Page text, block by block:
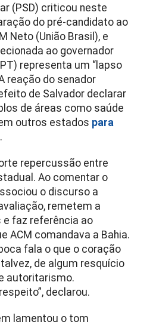
(PSD) criticou neste
do pré-candidato ao
Neto (União Brasil), e
ao governador
representa um “lapso
reação do senador
de Salvador declarar
de áreas como saúde
outros estados para
.
repercussão entre
Ao comentar o
o discurso a
remetem a
faz referência ao
ACM comandava a Bahia.
fala o que o coração
de algum resquício
autoritarismo.
declarou.
lamentou o tom